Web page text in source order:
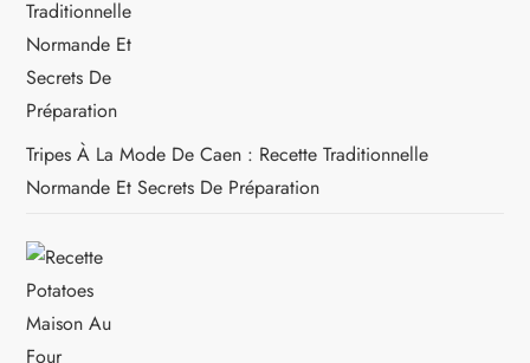
Tripes À La Mode De Caen : Recette Traditionnelle
Normande Et Secrets De Préparation